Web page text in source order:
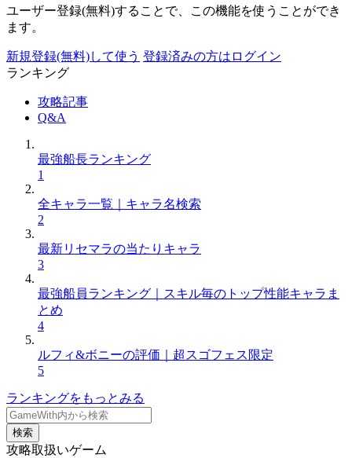
ユーザー登録(無料)することで、この機能を使うことができ
ます。
新規登録(無料)して使う 登録済みの方はログイン
ランキング
攻略記事
Q&A
最強船長ランキング
1
全キャラ一覧｜キャラ名検索
2
最新リセマラの当たりキャラ
3
最強船員ランキング｜スキル毎のトップ性能キャラま
とめ
4
ルフィ&ボニーの評価｜超スゴフェス限定
5
ランキングをもっとみる
検索
攻略取扱いゲーム